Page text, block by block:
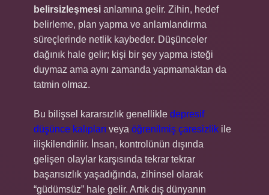
belirsizleşmesi anlamına gelir. Zihin, hedef
belirleme, plan yapma ve anlamlandırma
süreçlerinde netlik kaybeder. Düşünceler
dağınık hale gelir; kişi bir şey yapma isteği
duymaz ama aynı zamanda yapmamaktan da
tatmin olmaz.
Bu bilişsel kararsızlık genellikle depresif
düşünce kalıpları veya öğrenilmiş çaresizlik ile
ilişkilendirilir. İnsan, kontrolünün dışında
gelişen olaylar karşısında tekrar tekrar
başarısızlık yaşadığında, zihinsel olarak
“güdümsüz” hale gelir. Artık dış dünyanın